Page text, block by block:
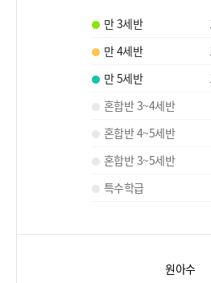
만 3세반
만 4세반
만 5세반
혼합반 3~4세반
혼합반 4~5세반
혼합반 3~5세반
특수학급
원아수